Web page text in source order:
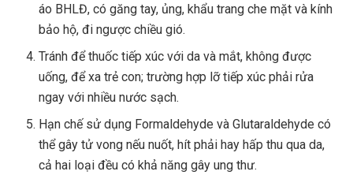
áo BHLĐ, có găng tay, ủng, khẩu trang che mặt và kính
bảo hộ, đi ngược chiều gió.
Tránh để thuốc tiếp xúc với da và mắt, không được
uống, để xa trẻ con; trường hợp lỡ tiếp xúc phải rửa
ngay với nhiều nước sạch.
Hạn chế sử dụng Formaldehyde và Glutaraldehyde có
thể gây tử vong nếu nuốt, hít phải hay hấp thu qua da,
cả hai loại đều có khả năng gây ung thư.